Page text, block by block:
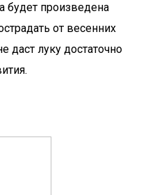
будет произведена
от весенних
даст луку достаточно